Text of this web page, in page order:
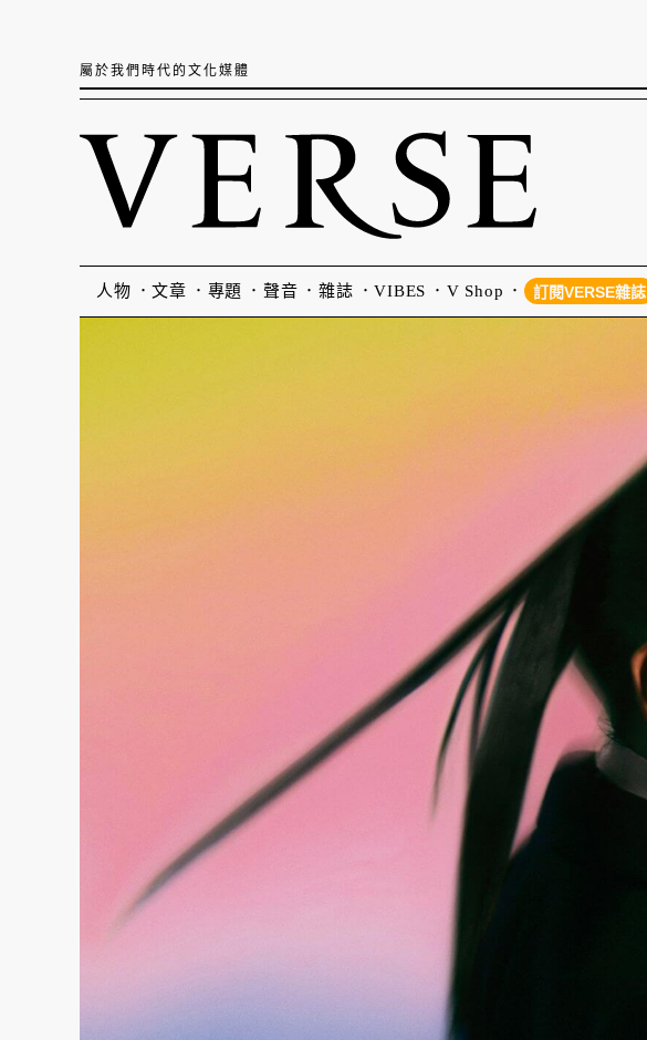
屬於我們時代的文化媒體
人物 文章 專題 聲音 雜誌 VIBES V Shop 訂閱VERSE雜誌